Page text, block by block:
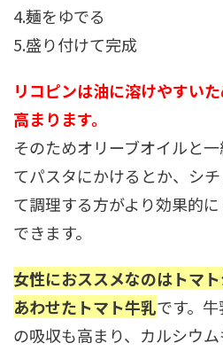
4.麺をゆでる
5.盛り付けて完成
リコピンは油に溶けやすい
高まります。
そのためオリーブオイルと
てパスタにかけるとか、シ
て調理する方がより効果的
できます。
女性におススメなのはトマ
あわせたトマト牛乳です。
の吸収も高まり、カルシウ